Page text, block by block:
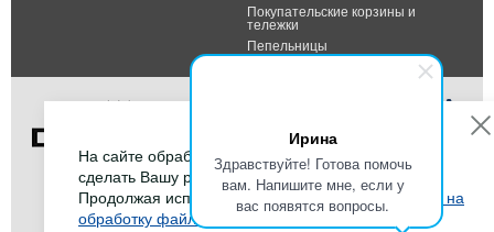
Ирина
Здравствуйте! Готова помочь
вам. Напишите мне, если у
вас появятся вопросы.
Покупательские корзины и
тележки
Пепельницы
Тел.: +7 (495) 232-07-42
Факс: +7 (495) 232-07-42
E-mail:info@durable-shop.ru
На сайте обрабатываются файлы cookies, чтобы
сделать Вашу работу максимально удобной.
Продолжая использовать сайт, Вы даете
согласие на
обработку файлов cookies